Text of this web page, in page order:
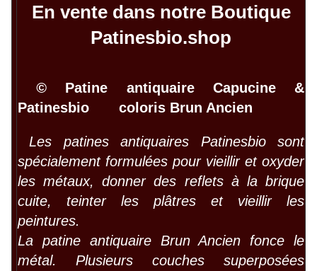
En vente dans notre Boutique
Patinesbio.shop
©
Patine antiquaire Capucine &
Patinesbio coloris Brun Ancien
Les patines antiquaires Patinesbio sont
spécialement formulées pour vieillir et oxyder
les métaux, donner des reflets à la brique
cuite, teinter les plâtres et vieillir les
peintures.
La patine antiquaire Brun Ancien fonce le
métal. Plusieurs couches superposées